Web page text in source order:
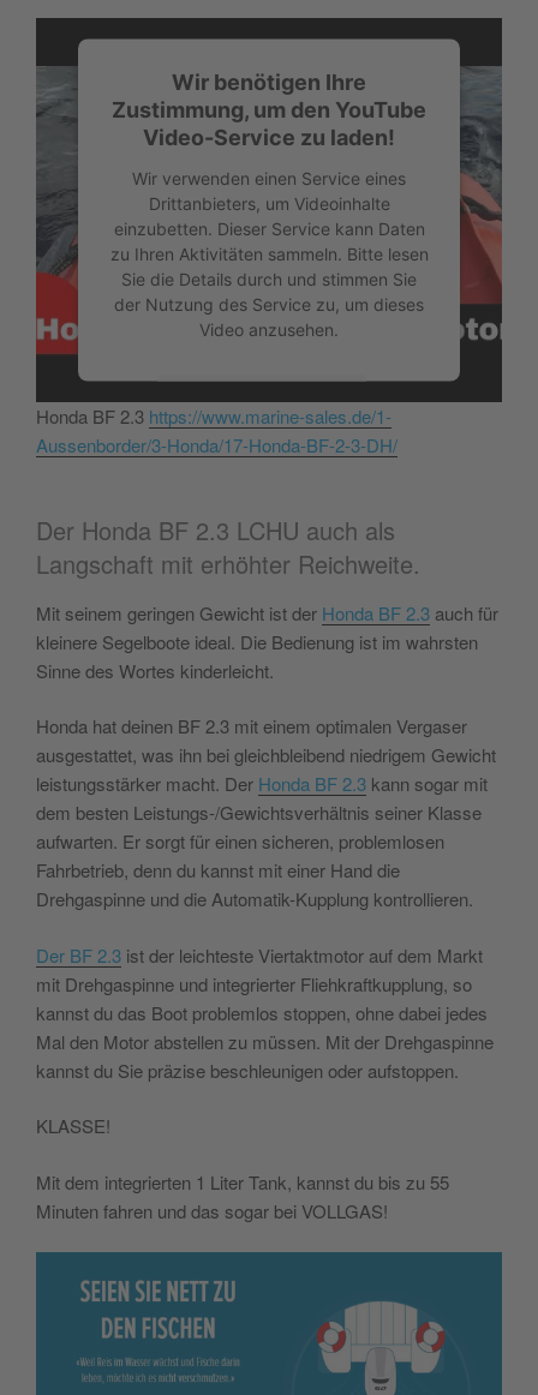
Wir benötigen Ihre
Zustimmung, um den YouTube
Video-Service zu laden!
Wir verwenden einen Service eines
Drittanbieters, um Videoinhalte
einzubetten. Dieser Service kann Daten
zu Ihren Aktivitäten sammeln. Bitte lesen
Sie die Details durch und stimmen Sie
der Nutzung des Service zu, um dieses
Video anzusehen.
Mehr Informationen
Akzeptieren
Management Platform& eRecht24
Honda BF 2.3 https://www.marine-sales.de/1-
Aussenborder/3-Honda/17-Honda-BF-2-3-DH/
Der Honda BF 2.3 LCHU auch als
Langschaft mit erhöhter Reichweite.
Mit seinem geringen Gewicht ist der Honda BF 2.3 auch für
kleinere Segelboote ideal. Die Bedienung ist im wahrsten
Sinne des Wortes kinderleicht.
Honda hat deinen BF 2.3 mit einem optimalen Vergaser
ausgestattet, was ihn bei gleichbleibend niedrigem Gewicht
leistungsstärker macht. Der Honda BF 2.3 kann sogar mit
dem besten Leistungs-/Gewichtsverhältnis seiner Klasse
aufwarten. Er sorgt für einen sicheren, problemlosen
Fahrbetrieb, denn du kannst mit einer Hand die
Drehgaspinne und die Automatik-Kupplung kontrollieren.
Der BF 2.3 ist der leichteste Viertaktmotor auf dem Markt
mit Drehgaspinne und integrierter Fliehkraftkupplung, so
kannst du das Boot problemlos stoppen, ohne dabei jedes
Mal den Motor abstellen zu müssen. Mit der Drehgaspinne
kannst du Sie präzise beschleunigen oder aufstoppen.
KLASSE!
Mit dem integrierten 1 Liter Tank, kannst du bis zu 55
Minuten fahren und das sogar bei VOLLGAS!